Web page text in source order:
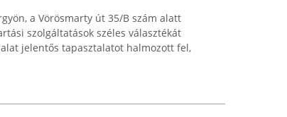
a Vörösmarty út 35/B szám alatt
szolgáltatások széles választékát
jelentős tapasztalatot halmozott fel,